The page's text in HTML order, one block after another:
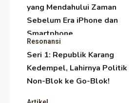
yang Mendahului Zaman
Sebelum Era iPhone dan
Smartphone
Resonansi
Seri 1: Republik Karang
Kedempel, Lahirnya Politik
Non-Blok ke Go-Blok!